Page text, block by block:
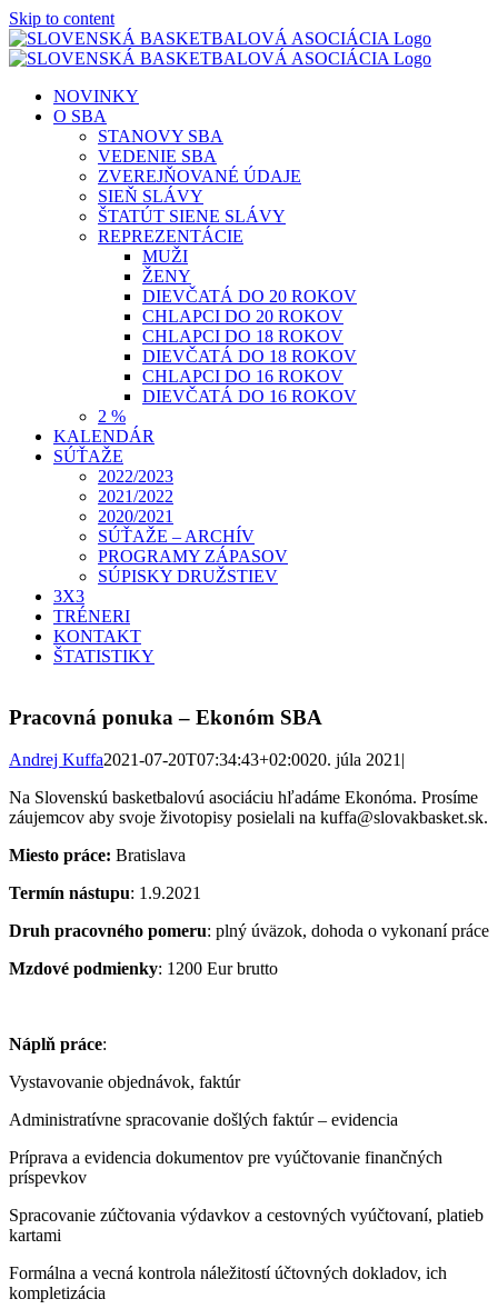
Skip to content
NOVINKY
O SBA
STANOVY SBA
VEDENIE SBA
ZVEREJŇOVANÉ ÚDAJE
SIEŇ SLÁVY
ŠTATÚT SIENE SLÁVY
REPREZENTÁCIE
MUŽI
ŽENY
DIEVČATÁ DO 20 ROKOV
CHLAPCI DO 20 ROKOV
CHLAPCI DO 18 ROKOV
DIEVČATÁ DO 18 ROKOV
CHLAPCI DO 16 ROKOV
DIEVČATÁ DO 16 ROKOV
2 %
KALENDÁR
SÚŤAŽE
2022/2023
2021/2022
2020/2021
SÚŤAŽE – ARCHÍV
PROGRAMY ZÁPASOV
SÚPISKY DRUŽSTIEV
3X3
TRÉNERI
KONTAKT
ŠTATISTIKY
Pracovná ponuka – Ekonóm SBA
Andrej Kuffa2021-07-20T07:34:43+02:0020. júla 2021|
Na Slovenskú basketbalovú asociáciu hľadáme Ekonóma. Prosíme
záujemcov aby svoje životopisy posielali na kuffa@slovakbasket.sk.
Miesto práce: Bratislava
Termín nástupu: 1.9.2021
Druh pracovného pomeru: plný úväzok, dohoda o vykonaní práce
Mzdové podmienky: 1200 Eur brutto
Náplň práce:
Vystavovanie objednávok, faktúr
Administratívne spracovanie došlých faktúr – evidencia
Príprava a evidencia dokumentov pre vyúčtovanie finančných
príspevkov
Spracovanie zúčtovania výdavkov a cestovných vyúčtovaní, platieb
kartami
Formálna a vecná kontrola náležitostí účtovných dokladov, ich
kompletizácia